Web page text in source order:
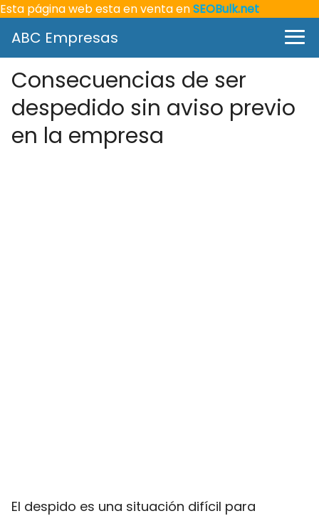
Esta página web esta en venta enSEOBulk.net
ABC Empresas
Consecuencias de ser
despedido sin aviso previo
en la empresa
El despido es una situación difícil para